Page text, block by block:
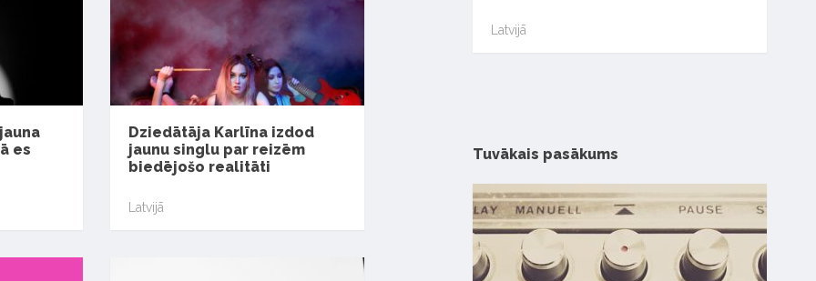
es
Dziedātāja Karlīna izdod
jaunu singlu par reizēm
biedējošo realitāti
Latvijā
Latvijā
Tuvākais pasākums